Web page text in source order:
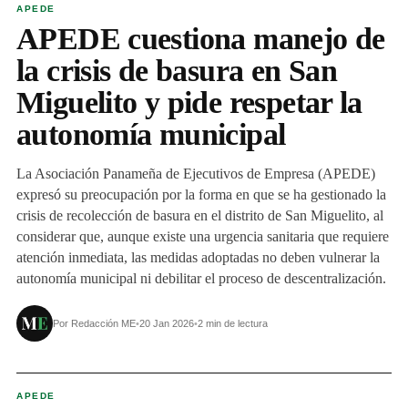
APEDE
APEDE cuestiona manejo de
la crisis de basura en San
Miguelito y pide respetar la
autonomía municipal
La Asociación Panameña de Ejecutivos de Empresa (APEDE)
expresó su preocupación por la forma en que se ha gestionado la
crisis de recolección de basura en el distrito de San Miguelito, al
considerar que, aunque existe una urgencia sanitaria que requiere
atención inmediata, las medidas adoptadas no deben vulnerar la
autonomía municipal ni debilitar el proceso de descentralización.
Por Redacción ME•20 Jan 2026•2 min de lectura
APEDE